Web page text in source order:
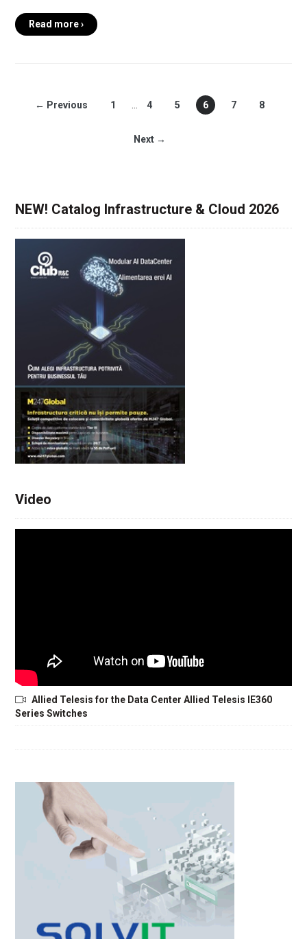
Read more ›
← Previous 1 4 5 6 7 8
Next →
NEW! Catalog Infrastructure & Cloud 2026
Video
Allied Telesis for the Data Center Allied Telesis IE360
Series Switches